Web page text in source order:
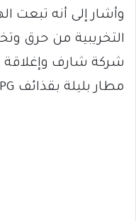
وأشار إلى أنه تبعت
التخريبية من حرق
شركة شارف وإغلاقة
مطار بليلة بقذائف RPG